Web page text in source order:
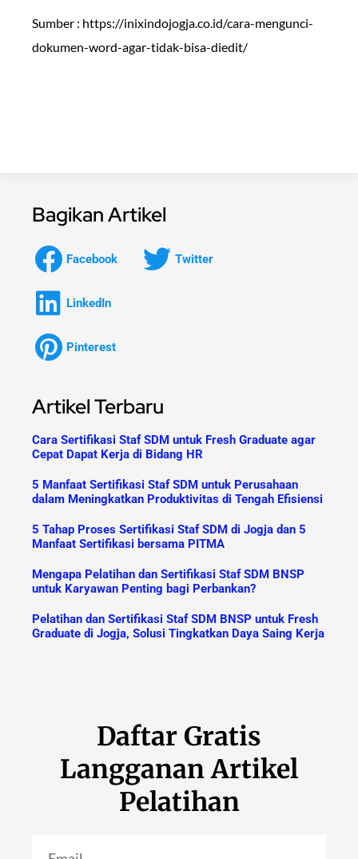
Sumber : https://inixindojogja.co.id/cara-mengunci-
dokumen-word-agar-tidak-bisa-diedit/
Bagikan Artikel
Facebook Twitter
LinkedIn
Pinterest
Artikel Terbaru
Cara Sertifikasi Staf SDM untuk Fresh Graduate agar
Cepat Dapat Kerja di Bidang HR
5 Manfaat Sertifikasi Staf SDM untuk Perusahaan
dalam Meningkatkan Produktivitas di Tengah Efisiensi
5 Tahap Proses Sertifikasi Staf SDM di Jogja dan 5
Manfaat Sertifikasi bersama PITMA
Mengapa Pelatihan dan Sertifikasi Staf SDM BNSP
untuk Karyawan Penting bagi Perbankan?
Pelatihan dan Sertifikasi Staf SDM BNSP untuk Fresh
Graduate di Jogja, Solusi Tingkatkan Daya Saing Kerja
Daftar Gratis
Langganan Artikel
Pelatihan